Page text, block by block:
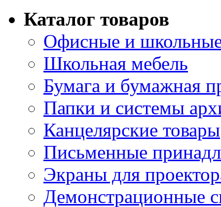
Каталог товаров
Офисные и
Школьная мебель
Бумага и бумажная
Папки и системы
Канцелярские товары
Письменные
Экраны для
Демонстрационные